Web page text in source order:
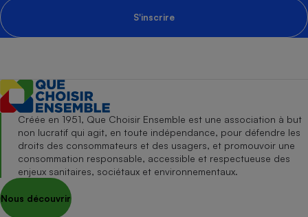
S'inscrire
Créée en 1951, Que Choisir Ensemble est une association à but
non lucratif qui agit, en toute indépendance, pour défendre les
droits des consommateurs et des usagers, et promouvoir une
consommation responsable, accessible et respectueuse des
enjeux sanitaires, sociétaux et environnementaux.
Nous découvrir